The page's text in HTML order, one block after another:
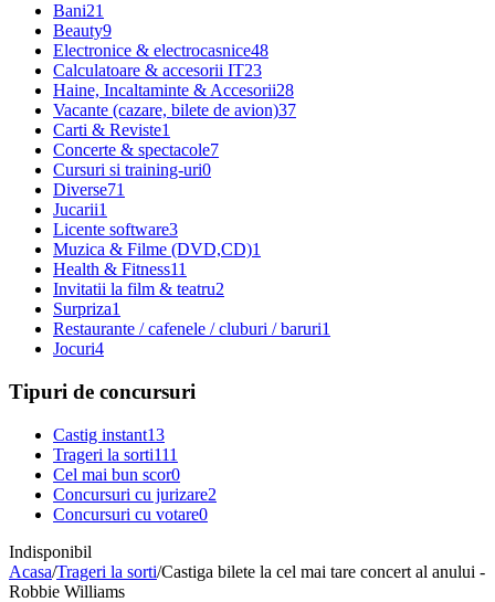
Bani21
Beauty9
Electronice & electrocasnice48
Calculatoare & accesorii IT23
Haine, Incaltaminte & Accesorii28
Vacante (cazare, bilete de avion)37
Carti & Reviste1
Concerte & spectacole7
Cursuri si training-uri0
Diverse71
Jucarii1
Licente software3
Muzica & Filme (DVD,CD)1
Health & Fitness11
Invitatii la film & teatru2
Surpriza1
Restaurante / cafenele / cluburi / baruri1
Jocuri4
Tipuri de concursuri
Castig instant13
Trageri la sorti111
Cel mai bun scor0
Concursuri cu jurizare2
Concursuri cu votare0
Indisponibil
Acasa/Trageri la sorti/Castiga bilete la cel mai tare concert al anului -
Robbie Williams